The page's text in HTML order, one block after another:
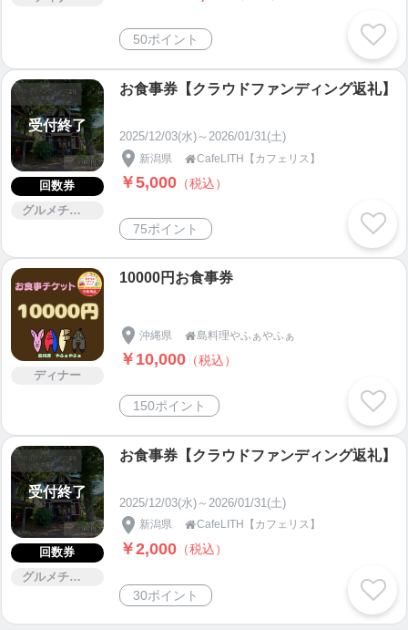
50ポイント
受付終了
回数券
グルメチケット
お食事券【クラウドファンディング返礼】
2025/12/03(水)～2026/01/31(土)
新潟県 CafeLITH【カフェリス】
￥5,000 （税込）
75ポイント
ディナー
10000円お食事券
沖縄県 島料理やふぁやふぁ
￥10,000 （税込）
150ポイント
受付終了
回数券
グルメチケット
お食事券【クラウドファンディング返礼】
2025/12/03(水)～2026/01/31(土)
新潟県 CafeLITH【カフェリス】
￥2,000 （税込）
30ポイント